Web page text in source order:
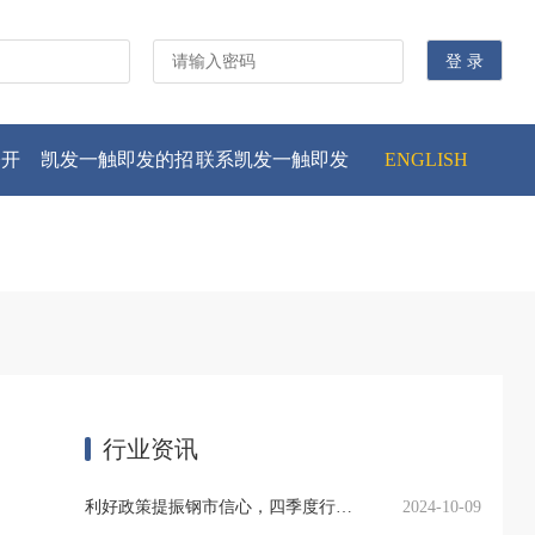
凯发一触即发的招联系凯发一触即发 ENGLISH
行业资讯
利好政策提振钢市信心，四季度行业需求或小幅上升 2024-10-09